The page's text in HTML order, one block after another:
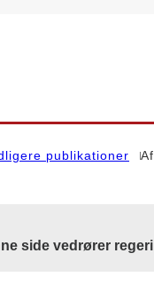
publikationer
side vedrører